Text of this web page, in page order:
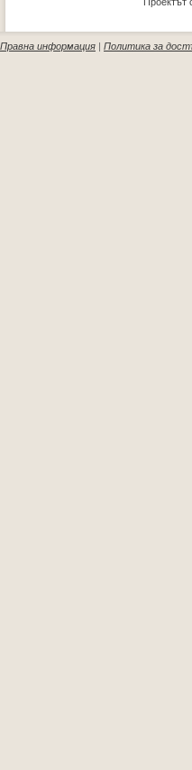
Правна информация | Политика за